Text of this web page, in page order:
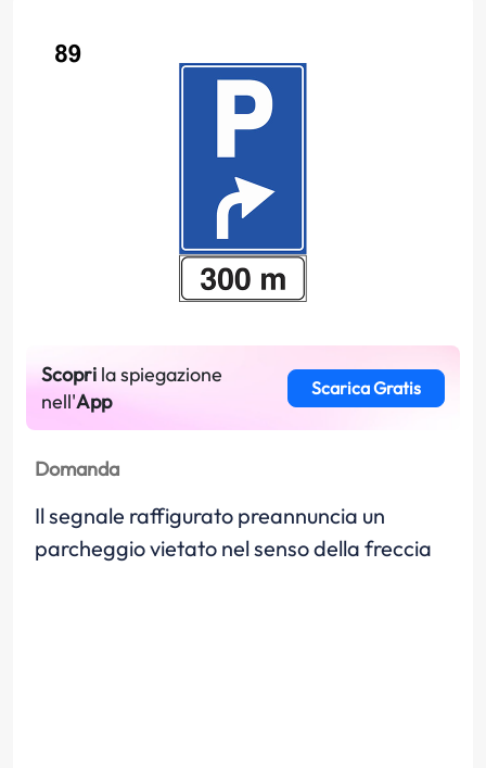
Scopri la spiegazione
nell'App
Scarica Gratis
Domanda
Il segnale raffigurato preannuncia un
parcheggio vietato nel senso della freccia